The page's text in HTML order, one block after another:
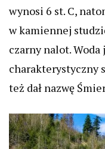
wynosi 6 st. C,
w kamiennej
czarny nalot.
charakterystyczny
też dał nazwę